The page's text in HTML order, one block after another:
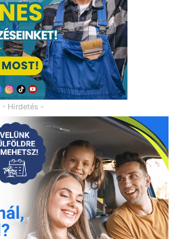
- Hirdetés -